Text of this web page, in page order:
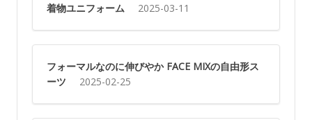
着物ユニフォーム
2025-03-11
フォーマルなのに伸びやか FACE MIXの自由形ス
ーツ
2025-02-25